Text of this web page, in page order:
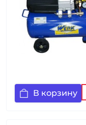
В корзину